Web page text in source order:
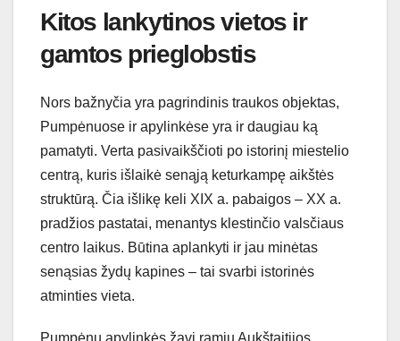
Kitos lankytinos vietos ir
gamtos prieglobstis
Nors bažnyčia yra pagrindinis traukos objektas,
Pumpėnuose ir apylinkėse yra ir daugiau ką
pamatyti. Verta pasivaikščioti po istorinį miestelio
centrą, kuris išlaikė senąją keturkampę aikštės
struktūrą. Čia išlikę keli XIX a. pabaigos – XX a.
pradžios pastatai, menantys klestinčio valsčiaus
centro laikus. Būtina aplankyti ir jau minėtas
senąsias žydų kapines – tai svarbi istorinės
atminties vieta.